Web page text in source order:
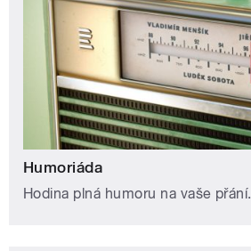
Humoriáda
Hodina plná humoru na vaše přání.